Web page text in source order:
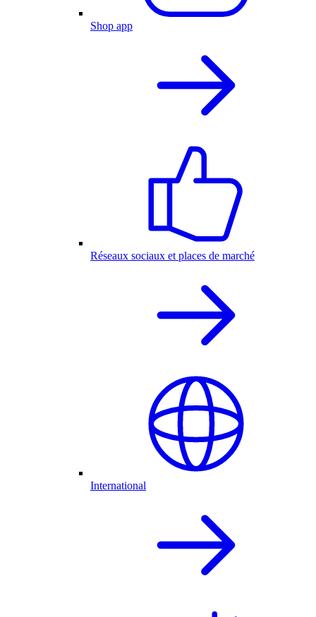
Shop app
Réseaux sociaux et places de marché
International